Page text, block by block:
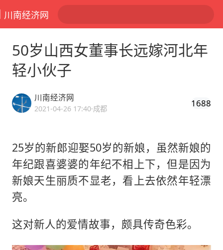
川南经济网
50岁山西女董事长远嫁河北年
轻小伙子
川南经济网
2021-04-26 17:40·成都 1688
25岁的新郎迎娶50岁的新娘，虽然新娘的
年纪跟喜婆婆的年纪不相上下，但是因为
新娘天生丽质不显老，看上去依然年轻漂
亮。
这对新人的爱情故事，颇具传奇色彩。